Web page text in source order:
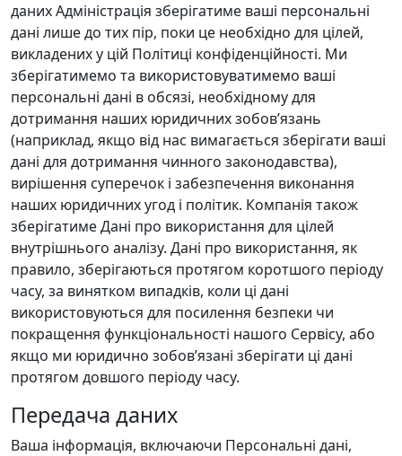
даних Адміністрація зберігатиме ваші персональні
дані лише до тих пір, поки це необхідно для цілей,
викладених у цій Політиці конфіденційності. Ми
зберігатимемо та використовуватимемо ваші
персональні дані в обсязі, необхідному для
дотримання наших юридичних зобов’язань
(наприклад, якщо від нас вимагається зберігати ваші
дані для дотримання чинного законодавства),
вирішення суперечок і забезпечення виконання
наших юридичних угод і політик. Компанія також
зберігатиме Дані про використання для цілей
внутрішнього аналізу. Дані про використання, як
правило, зберігаються протягом коротшого періоду
часу, за винятком випадків, коли ці дані
використовуються для посилення безпеки чи
покращення функціональності нашого Сервісу, або
якщо ми юридично зобов’язані зберігати ці дані
протягом довшого періоду часу.
Передача даних
Ваша інформація, включаючи Персональні дані,